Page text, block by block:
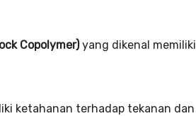
Copolymer)yang dikenal
ketahanan terhadap tekanan